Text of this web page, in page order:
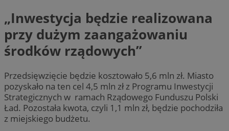
„Inwestycja będzie realizowana
przy dużym zaangażowaniu
środków rządowych”
Przedsięwzięcie będzie kosztowało 5,6 mln zł. Miasto
pozyskało na ten cel 4,5 mln zł z Programu Inwestycji
Strategicznych w ramach Rządowego Funduszu Polski
Ład. Pozostała kwota, czyli 1,1 mln zł, będzie pochodziła
z miejskiego budżetu.